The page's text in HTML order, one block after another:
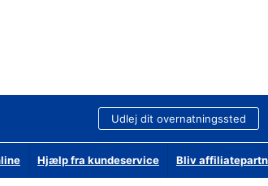
Udlej dit overnatningssted
Hjælp fra kundeservice Bliv